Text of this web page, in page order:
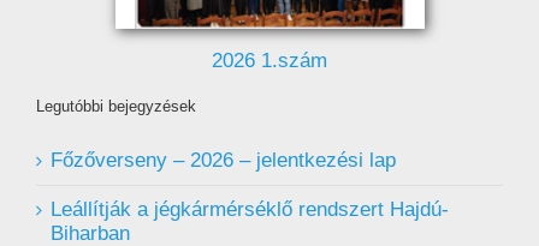
2026 1.szám
Legutóbbi bejegyzések
Főzőverseny – 2026 – jelentkezési lap
Leállítják a jégkármérséklő rendszert Hajdú-
Biharban